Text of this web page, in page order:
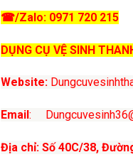
☎/Zalo: 0971 720 215
DỤNG CỤ VỆ SINH
Website:
Email:
Địa chỉ: Số 40C/38,